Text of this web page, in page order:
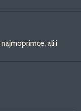
ali i